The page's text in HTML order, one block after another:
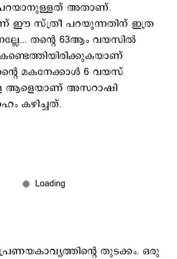
അതാണ്.
ഈ സ്ത്രീ പറയുന്നതിന് ഇത്ര
തന്‍റെ 63ആം വയസില്‍
മകനേക്കാള്‍ 6 വയസ്
ആളെയാണ് അസറാഷി
കഴിച്ചത്.
തുടക്കം. ഒരു